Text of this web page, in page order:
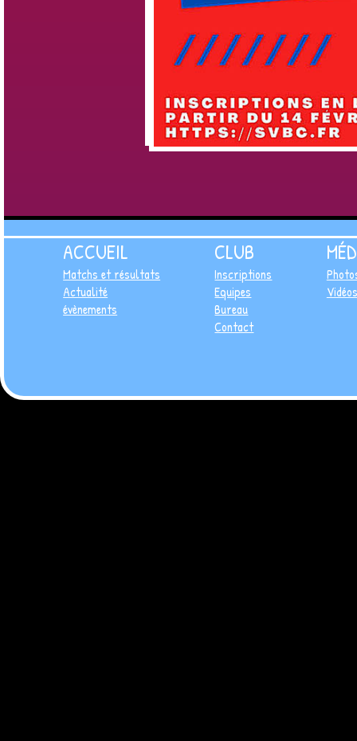
ACCUEIL
Matchs et résultats
Actualité
évènements
CLUB
Inscriptions
Equipes
Bureau
Contact
Vidéos